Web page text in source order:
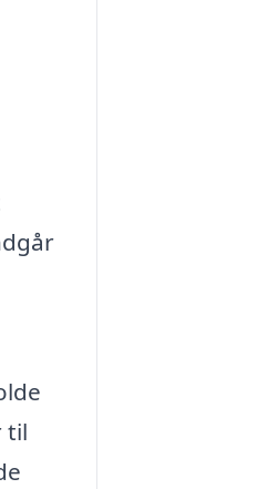
til